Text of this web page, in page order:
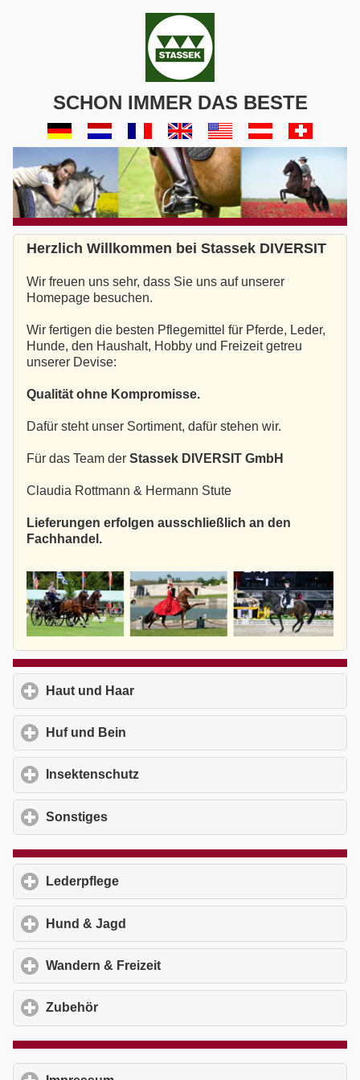
SCHON IMMER DAS BESTE
Herzlich Willkommen bei Stassek DIVERSIT
Wir freuen uns sehr, dass Sie uns auf unserer
Homepage besuchen.
Wir fertigen die besten Pflegemittel für Pferde, Leder,
Hunde, den Haushalt, Hobby und Freizeit getreu
unserer Devise:
Qualität ohne Kompromisse.
Dafür steht unser Sortiment, dafür stehen wir.
Für das Team der Stassek DIVERSIT GmbH
Claudia Rottmann & Hermann Stute
Lieferungen erfolgen ausschließlich an den
Fachhandel.
Haut und Haar
Huf und Bein
Insektenschutz
Sonstiges
Lederpflege
Hund & Jagd
Wandern & Freizeit
Zubehör